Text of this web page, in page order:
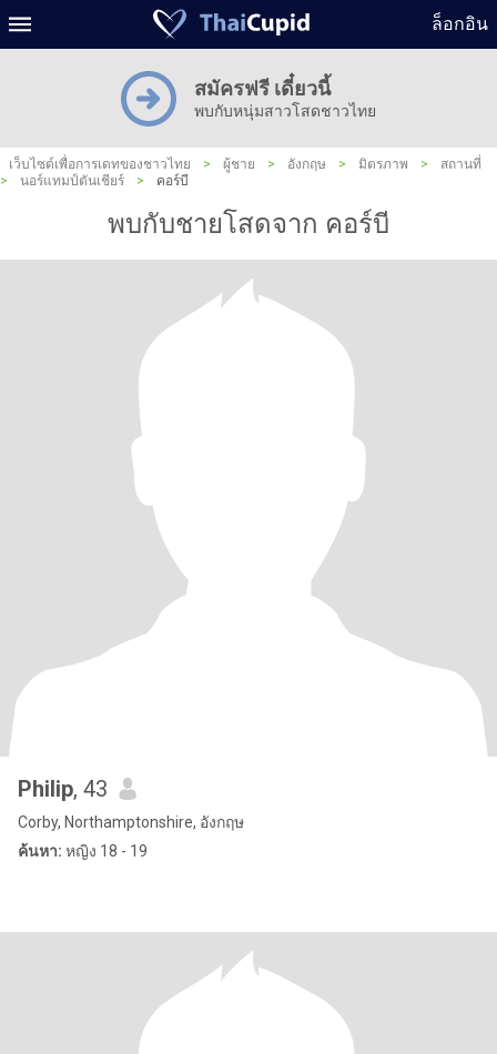
ล็อกอิน
สมัครฟรี เดี๋ยวนี้
พบกับหนุ่มสาวโสดชาวไทย
เว็บไซต์เพื่อการเดทของชาวไทย > ผู้ชาย > อังกฤษ > มิตรภาพ >
สถานที่
>
นอร์แทมป์ตันเชียร์ > คอร์บี
พบกับชายโสดจาก คอร์บี
Philip, 43
Corby, Northamptonshire, อังกฤษ
ค้นหา: หญิง 18 - 19